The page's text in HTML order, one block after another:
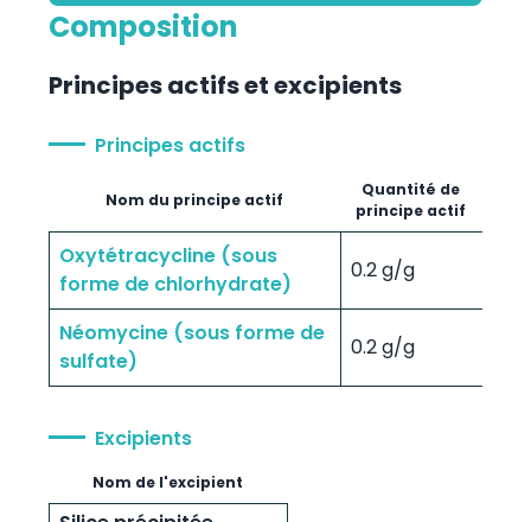
Composition
Principes actifs et excipients
Principes actifs
Nom du principe actif
Quantité de
principe actif
Oxytétracycline (sous
forme de chlorhydrate)
0.2 g/g
Néomycine (sous forme de
sulfate)
0.2 g/g
Excipients
Nom de l'excipient